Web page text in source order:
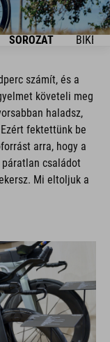
SOROZAT BIKES
számít, és a
követeli meg
haladsz,
fektettünk be
arra, hogy a
családot
Mi eltoljuk a